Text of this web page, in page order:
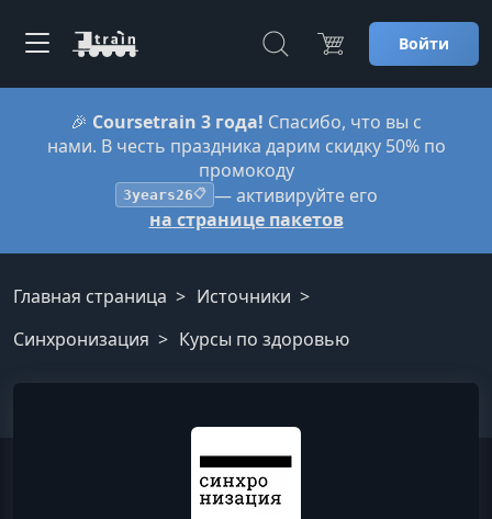
Войти
🎉 Coursetrain 3 года! Спасибо, что вы с
нами. В честь праздника дарим скидку 50% по
промокоду
3years26📋 — активируйте его
на странице пакетов
Главная страница
Источники
Синхронизация
Курсы по здоровью